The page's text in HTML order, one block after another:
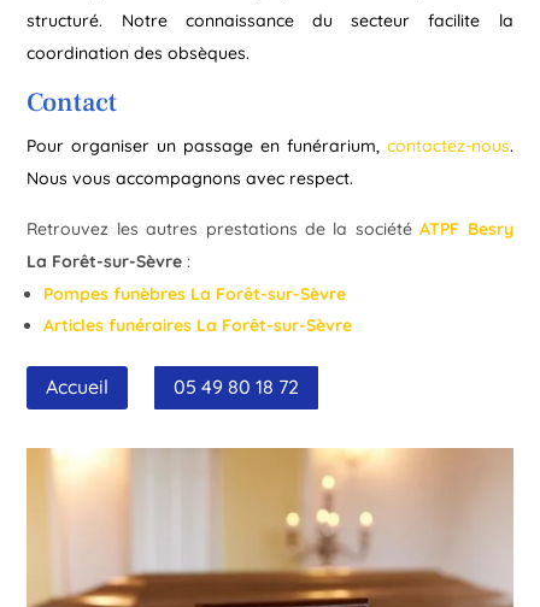
structuré. Notre connaissance du secteur facilite la
coordination des obsèques.
Contact
Pour organiser un passage en funérarium, contactez-nous.
Nous vous accompagnons avec respect.
Retrouvez les autres prestations de la sociétéATPF Besry
La Forêt-sur-Sèvre :
Pompes funèbres La Forêt-sur-Sèvre
Articles funéraires La Forêt-sur-Sèvre
Accueil 05 49 80 18 72